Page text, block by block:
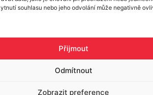
souhlasu nebo jeho odvolání může negativně
Přijmout
Odmítnout
Zobrazit preference